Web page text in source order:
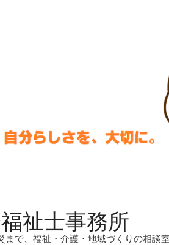
祉士事務所
まで、福祉・介護・地域づくりの相談室